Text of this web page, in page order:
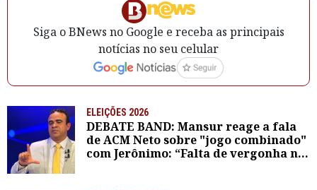
Siga o BNews no Google e receba as principais
notícias no seu celular
ELEIÇÕES 2026
DEBATE BAND: Mansur reage a fala
de ACM Neto sobre "jogo combinado"
com Jerônimo: “Falta de vergonha na